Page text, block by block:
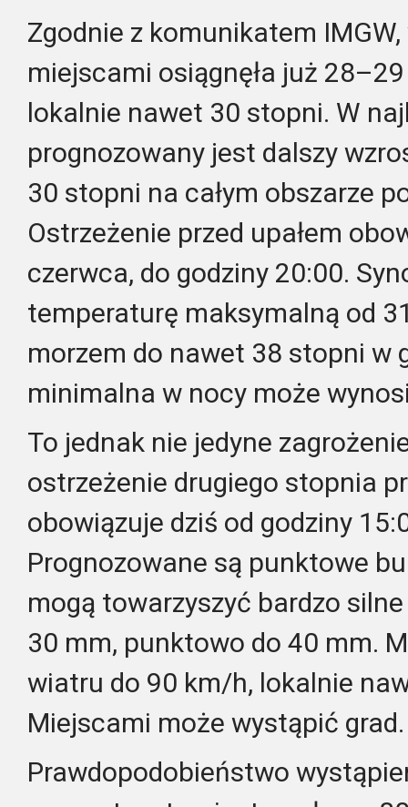
Zgodnie z komunikatem
miejscami osiągnęła już
lokalnie nawet 30 stopni. W
prognozowany jest dalszy
30 stopni na całym obszarze
Ostrzeżenie przed upałem
czerwca, do godziny 20:00.
temperaturę maksymalną od
morzem do nawet 38 stopni w
minimalna w nocy może
To jednak nie jedyne
ostrzeżenie drugiego stopnia
obowiązuje dziś od godziny
Prognozowane są punktowe
mogą towarzyszyć bardzo
30 mm, punktowo do 40 mm.
wiatru do 90 km/h, lokalnie
Miejscami może wystąpić grad.
Prawdopodobieństwo